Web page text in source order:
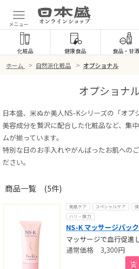
メニュー
化粧品 健康食品 食品・ 甘酒
ホーム > 自然派化粧品 > オプショナル
オプショナ
日本盛、米ぬか美人NS-Kシリーズの「オプ
美容成分を贅沢に配合した化粧品など、集
ムが揃っています。
特別な日のお手入れやがんばったお肌への
ださい。
商品一覧 (5件)
美肌ケア スペシャルケア
ハリ・弾力
NS-K マッサージパック
マッサージで血行促進
3,300円